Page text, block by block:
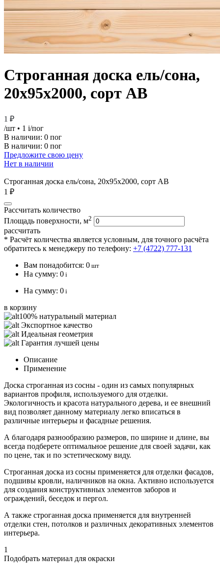
Строганная доска ель/сона,
20х95х2000, сорт АВ
1 ₽
/шт • 1 i/пог
В наличии: 0 пог
В наличии: 0 пог
Предложите свою цену
Нет в наличии
Строганная доска ель/сона, 20х95х2000, сорт АВ
1 ₽
Рассчитать количество
Площадь поверхности, м2
рассчитать
* Расчёт количества является условным, для точного расчёта
обратитесь к менеджеру по телефону: +7 (4722) 777-131
Вам понадобится: 0 шт
На сумму: 0 i
На сумму: 0 i
в корзину
100% натуральный материал
Экспортное качество
Идеальная геометрия
Гарантия лучшей цены
Описание
Применение
Доска строганная из сосны - один из самых популярных
вариантов профиля, используемого для отделки.
Экологичность и красота натурального дерева, и ее внешний
вид позволяет данному материалу легко вписаться в
различные интерьеры и фасадные решения.
А благодаря разнообразию размеров, по ширине и длине, вы
всегда подберете оптимальное решение для своей задачи, как
по цене, так и по эстетическому виду.
Строганная доска из сосны применяется для отделки фасадов,
подшивы кровли, наличников на окна. Активно используется
для создания конструктивных элементов заборов и
ограждений, беседок и пергол.
А также строганная доска применяется для внутренней
отделки стен, потолков и различных декоративных элементов
интерьера.
1
Подобрать материал для окраски